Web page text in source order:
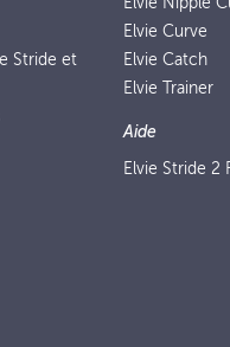
Stride et
Elvie Curve
Elvie Catch
Elvie Trainer
Aide
Elvie Stride 2